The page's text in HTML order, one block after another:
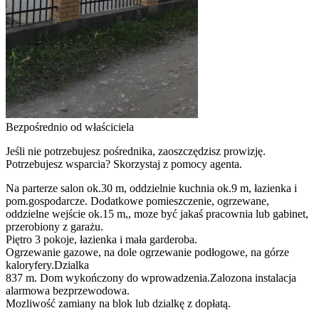
Bezpośrednio od właściciela
Jeśli nie potrzebujesz pośrednika, zaoszczędzisz prowizję.
Potrzebujesz wsparcia? Skorzystaj z pomocy agenta.
Na parterze salon ok.30 m, oddzielnie kuchnia ok.9 m, łazienka i
pom.gospodarcze. Dodatkowe pomieszczenie, ogrzewane,
oddzielne wejście ok.15 m,, moze być jakaś pracownia lub gabinet,
przerobiony z garażu.
Piętro 3 pokoje, łazienka i mała garderoba.
Ogrzewanie gazowe, na dole ogrzewanie podłogowe, na górze
kaloryfery.Dzialka
837 m. Dom wykończony do wprowadzenia.Zalozona instalacja
alarmowa bezprzewodowa.
Mozliwość zamiany na blok lub dzialkę z dopłatą.